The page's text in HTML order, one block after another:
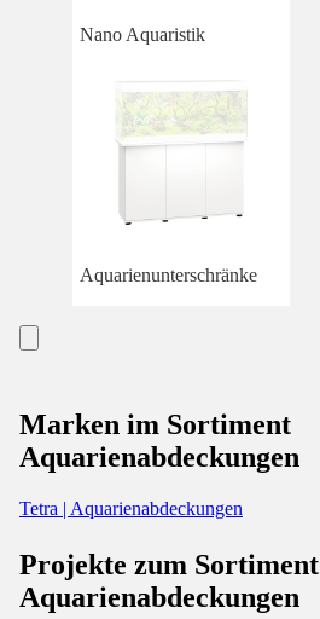
Nano Aquaristik
Aquarienunterschränke
Marken im Sortiment
Aquarienabdeckungen
Tetra | Aquarienabdeckungen
Projekte zum Sortiment
Aquarienabdeckungen